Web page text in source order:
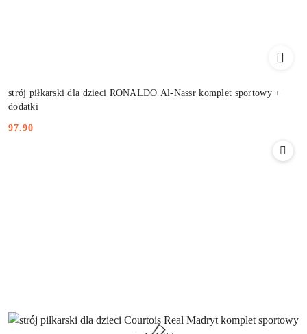
strój piłkarski dla dzieci RONALDO Al-Nassr komplet sportowy +
dodatki
Cena:
97.90